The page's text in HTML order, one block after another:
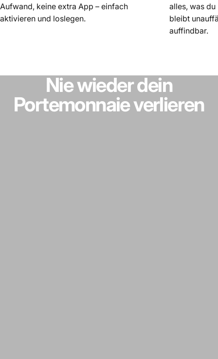
Aufwand, keine extra App – einfach
aktivieren und loslegen.
alles, was
bleibt
auffindbar.
Niewiederdein
Portemonnaieverlieren